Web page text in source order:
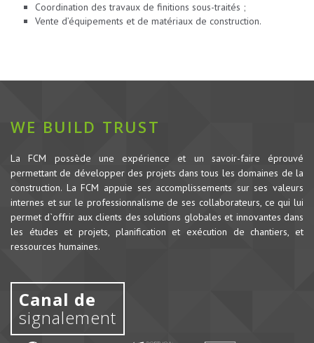
Coordination des travaux de finitions sous-traités ;
Vente d’équipements et de matériaux de construction.
WE BUILD TRUST
La FCM possède une expérience et un savoir-faire éprouvé
permettant de développer des projets dans tous les domaines de la
construction. La FCM appuie ses accomplissements sur ses valeurs
internes et sur le professionnalisme de ses collaborateurs, ce qui lui
permet d`offrir aux clients des solutions globales et innovantes dans
les études et projets, planification et exécution de chantiers, et
ressources humaines.
Canal de
signalement